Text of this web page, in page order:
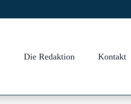
Die Redaktion Kontakt